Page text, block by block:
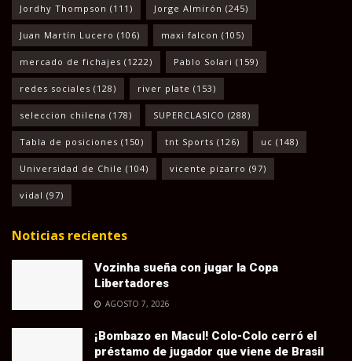
Jordhy Thompson (111) Jorge Almirón (245)
Juan Martín Lucero (106) maxi falcon (105)
mercado de fichajes (1222) Pablo Solari (159)
redes sociales (128) river plate (153)
seleccion chilena (178) SUPERCLASICO (288)
Tabla de posiciones (150) tnt Sports (126) uc (148)
Universidad de Chile (104) vicente pizarro (97)
vidal (97)
Noticias recientes
Vozinha sueña con jugar la Copa
Libertadores
AGOSTO 7, 2026
¡Bombazo en Macul! Colo-Colo cerró el
préstamo de jugador que viene de Brasil